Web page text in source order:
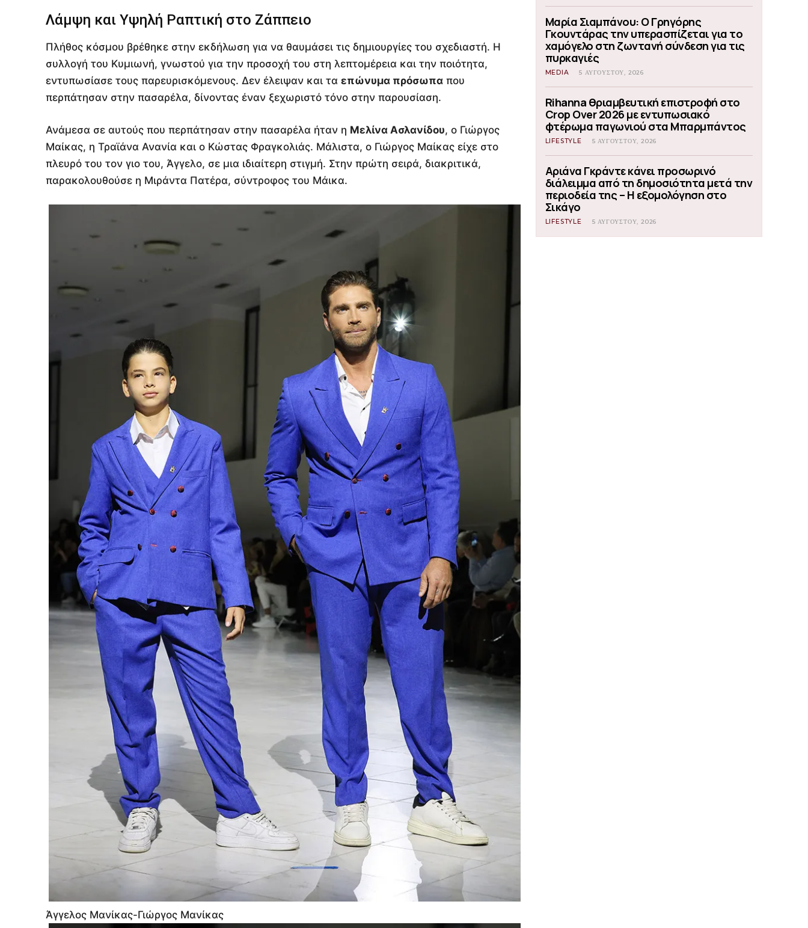
Λάμψη και Υψηλή Ραπτική στο Ζάππειο
Πλήθος κόσμου βρέθηκε στην εκδήλωση για να θαυμάσει τις δημιουργίες του σχεδιαστή. Η
συλλογή του Κυμιωνή, γνωστού για την προσοχή του στη λεπτομέρεια και την ποιότητα,
εντυπωσίασε τους παρευρισκόμενους. Δεν έλειψαν και τα επώνυμα πρόσωπα που
περπάτησαν στην πασαρέλα, δίνοντας έναν ξεχωριστό τόνο στην παρουσίαση.
Ανάμεσα σε αυτούς που περπάτησαν στην πασαρέλα ήταν η Μελίνα Ασλανίδου, ο Γιώργος
Μαίκας, η Τραϊάνα Ανανία και ο Κώστας Φραγκολιάς. Μάλιστα, ο Γιώργος Μαίκας είχε στο
πλευρό του τον γιο του, Άγγελο, σε μια ιδιαίτερη στιγμή. Στην πρώτη σειρά, διακριτικά,
παρακολουθούσε η Μιράντα Πατέρα, σύντροφος του Μάικα.
Άγγελος Μανίκας-Γιώργος Μανίκας
Μαρία Σιαμπάνου: Ο Γρηγόρης
Γκουντάρας την υπερασπίζεται για το
χαμόγελο στη ζωντανή σύνδεση για τις
πυρκαγιές
MEDIA 5 ΑΥΓΟΎΣΤΟΥ, 2026
Rihanna θριαμβευτική επιστροφή στο
Crop Over 2026 με εντυπωσιακό
φτέρωμα παγωνιού στα Μπαρμπάντος
LIFESTYLE 5 ΑΥΓΟΎΣΤΟΥ, 2026
Αριάνα Γκράντε κάνει προσωρινό
διάλειμμα από τη δημοσιότητα μετά την
περιοδεία της – Η εξομολόγηση στο
Σικάγο
LIFESTYLE 5 ΑΥΓΟΎΣΤΟΥ, 2026